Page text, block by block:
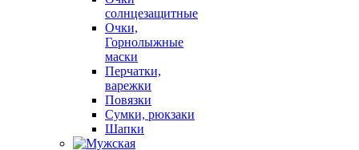
солнцезащитные
Очки,
Горнолыжные
маски
Перчатки,
варежки
Повязки
Сумки, рюкзаки
Шапки